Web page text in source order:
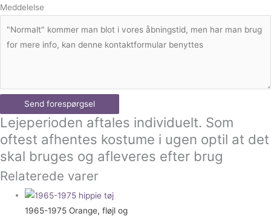
Meddelelse
Send forespørgsel
Lejeperioden aftales individuelt. Som
oftest afhentes kostume i ugen optil at det
skal bruges og afleveres efter brug
Relaterede varer
1965-1975 Orange, fløjl og